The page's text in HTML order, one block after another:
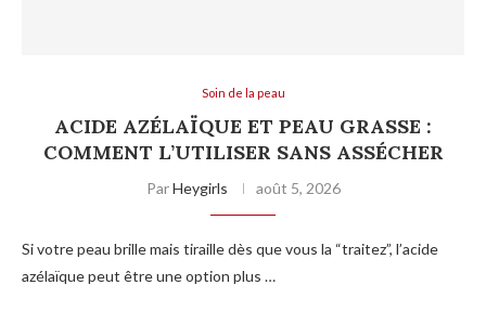
Soin de la peau
ACIDE AZÉLAÏQUE ET PEAU GRASSE :
COMMENT L’UTILISER SANS ASSÉCHER
ParHeygirls août 5, 2026
Si votre peau brille mais tiraille dès que vous la “traitez”, l’acide
azélaïque peut être une option plus …